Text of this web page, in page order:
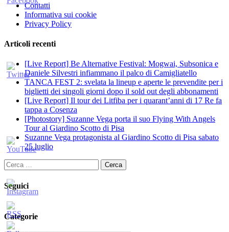
Contatti
Informativa sui cookie
Privacy Policy
Articoli recenti
[Live Report] Be Alternative Festival: Mogwai, Subsonica e
Daniele Silvestri infiammano il palco di Camigliatello
TANCA FEST 2: svelata la lineup e aperte le prevendite per i
biglietti dei singoli giorni dopo il sold out degli abbonamenti
[Live Report] Il tour dei Litfiba per i quarant’anni di 17 Re fa
tappa a Cosenza
[Photostory] Suzanne Vega porta il suo Flying With Angels
Tour al Giardino Scotto di Pisa
Suzanne Vega protagonista al Giardino Scotto di Pisa sabato
25 luglio
Ricerca
per:
Seguici
Categorie